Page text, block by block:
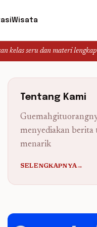
Wisata
dan materi lengkap hanya di
Tentang Kami
menyediakan berita
menarik
SELENGKAPNYA→